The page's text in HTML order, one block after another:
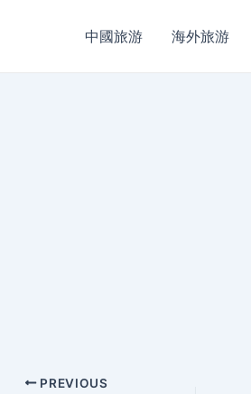
中國旅游 海外旅游
Post
PREVIOUS